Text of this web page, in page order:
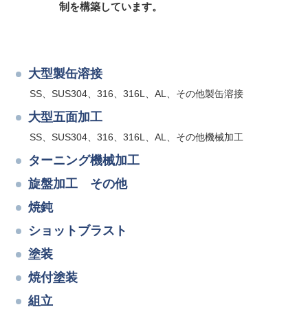
制を構築しています。
大型製缶溶接
SS、SUS304、316、316L、AL、その他製缶溶接
大型五面加工
SS、SUS304、316、316L、AL、その他機械加工
ターニング機械加工
旋盤加工 その他
焼鈍
ショットブラスト
塗装
焼付塗装
組立